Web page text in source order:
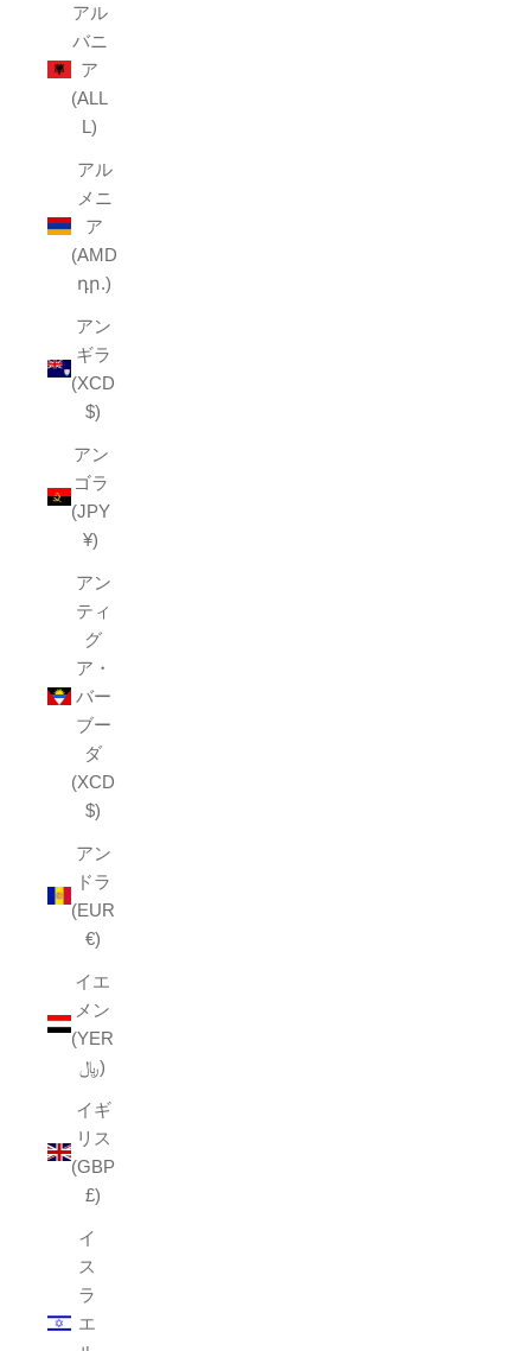
アル
バニ
ア
(ALL
L)
アル
メニ
ア
(AMD
դր.)
アン
ギラ
(XCD
$)
アン
ゴラ
(JPY
¥)
アン
ティ
グ
ア・
バー
ブー
ダ
(XCD
$)
アン
ドラ
(EUR
€)
イエ
メン
(YER
﷼)
イギ
リス
(GBP
£)
イ
ス
ラ
エ